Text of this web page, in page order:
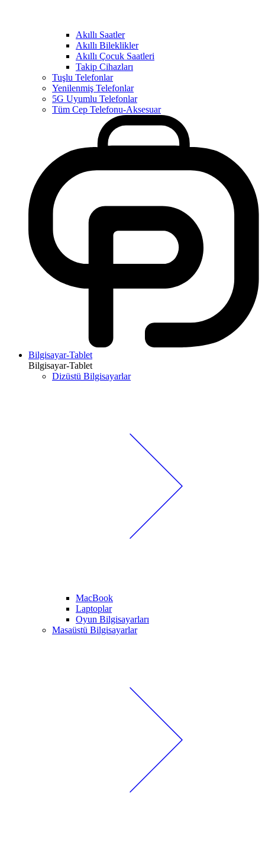
Akıllı Saatler
Akıllı Bileklikler
Akıllı Çocuk Saatleri
Takip Cihazları
Tuşlu Telefonlar
Yenilenmiş Telefonlar
5G Uyumlu Telefonlar
Tüm Cep Telefonu-Aksesuar
Bilgisayar-Tablet
Bilgisayar-Tablet
Dizüstü Bilgisayarlar
MacBook
Laptoplar
Oyun Bilgisayarları
Masaüstü Bilgisayarlar